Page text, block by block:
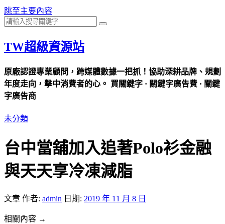
跳至主要內容
TW超級資源站
原廠認證專業顧問，跨媒體數據一把抓！協助深耕品牌、規劃
年度走向，擊中消費者的心。 買關鍵字 · 關鍵字廣告費 · 關鍵
字廣告商
未分類
台中當舖加入追著Polo衫金融
與天天享冷凍減脂
文章 作者: admin 日期: 2019 年 11 月 8 日
相關內容 →